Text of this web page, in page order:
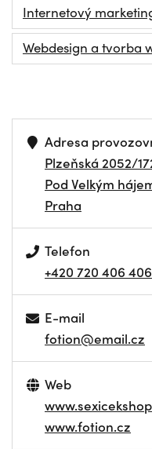
Internetový
Webdesign a tvorba
Adresa
Plzeňská 2052/
Pod Velkým
Praha
Telefon
+420 720 406 406
E-mail
fotion@email.cz
Web
www.fotion.cz